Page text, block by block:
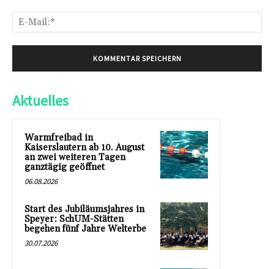
Aktuelles
Warmfreibad in
Kaiserslautern ab 10. August
an zwei weiteren Tagen
ganztägig geöffnet
06.08.2026
Start des Jubiläumsjahres in
Speyer: SchUM-Stätten
begehen fünf Jahre Welterbe
30.07.2026